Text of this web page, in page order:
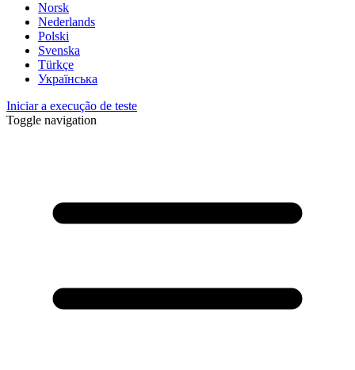
Norsk
Nederlands
Polski
Svenska
Türkçe
Українська
Iniciar a execução de teste
Toggle navigation